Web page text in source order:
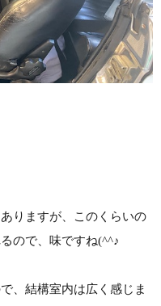
りますが、このくらいの
ので、味ですね(^^♪
、結構室内は広く感じま